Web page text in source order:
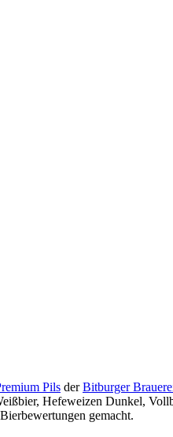
Pils derBitburger
Hefeweizen Dunkel,
gemacht.